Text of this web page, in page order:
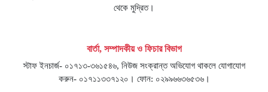
থেকে মুদ্রিত।
বার্তা, সম্পাদকীয় ও ফিচার বিভাগ
স্টাফ ইনচার্জ- ০১৭১৩-৩৬১৫৪৬, নিউজ সংক্রান্ত অভিযোগ থাকলে যোগাযোগ
করুন- ০১৭১১৩৩৭১২০। ফোন: ০২৯৯৬৬৩৬৫৩৬।